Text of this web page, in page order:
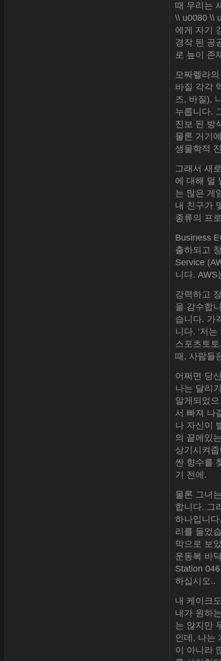
때 우리는
\\ u0080 \\
에게 자기
경작 된 공
로 늪이 존
모짜렐라
바질 각각
즈, 바질),
누릅니다.
진보 된 방
물론 거기
생물학적
그래서 새
에 대해 덜
는 많은 게
내 친구가
종류의 프
Business
출하되고
Service
니다.
강력하고
을 감수합
습니다. 가
니다. ‘저
스포츠토
때, 사람들
어쩌면 당
나는 달리
알게되었
서 빠져 나
나 자신이
의 끝에있
상기시켜
싼 향수를
기 전에.
물론 그녀
합니다. 그
하나입니
리를 들었
막으로 보
운동복 바
Station
하십시오..
내 케이크
내가 원하
는 않지만
인데, 나는
이 아니라